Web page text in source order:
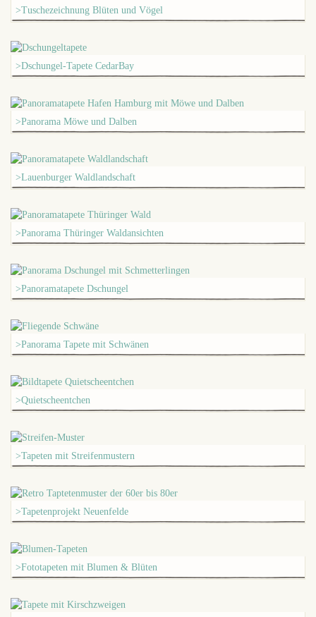
>Tuschezeichnung Blüten und Vögel
>Dschungel-Tapete CedarBay
>Panorama Möwe und Dalben
>Lauenburger Waldlandschaft
>Panorama Thüringer Waldansichten
>Panoramatapete Dschungel
>Panorama Tapete mit Schwänen
>Quietscheentchen
>Tapeten mit Streifenmustern
>Tapetenprojekt Neuenfelde
>Fototapeten mit Blumen & Blüten